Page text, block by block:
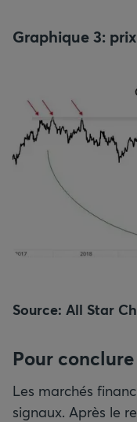
Graphique 3:
Source: All Star
Pour conclure
Les marchés
signaux. Après le